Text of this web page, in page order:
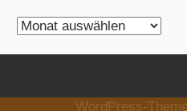
Beitragsarchiv
WordPress-